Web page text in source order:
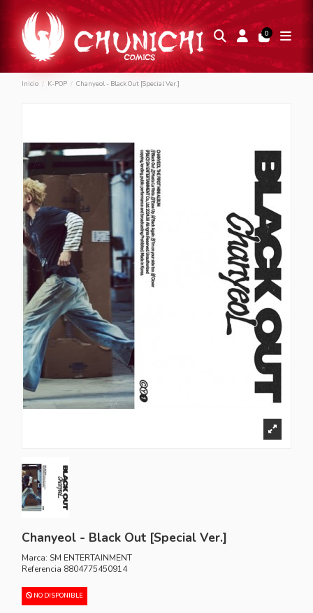
0
Inicio K-POP Chanyeol - Black Out [Special Ver.]
Chanyeol - Black Out [Special Ver.]
Marca: SM ENTERTAINMENT
Referencia 8804775450914
NO DISPONIBLE